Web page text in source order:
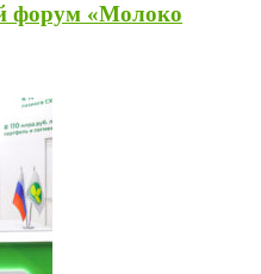
форум «Молоко